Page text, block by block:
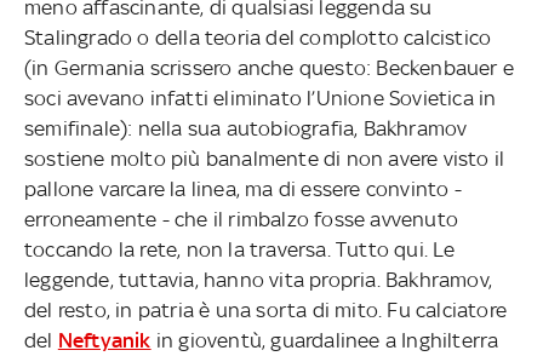
meno affascinante, di qualsiasi leggenda su
Stalingrado o della teoria del complotto calcistico
(in Germania scrissero anche questo: Beckenbauer e
soci avevano infatti eliminato l’Unione Sovietica in
semifinale): nella sua autobiografia, Bakhramov
sostiene molto più banalmente di non avere visto il
pallone varcare la linea, ma di essere convinto -
erroneamente - che il rimbalzo fosse avvenuto
toccando la rete, non la traversa. Tutto qui. Le
leggende, tuttavia, hanno vita propria. Bakhramov,
del resto, in patria è una sorta di mito. Fu calciatore
del Neftyanik in gioventù, guardalinee a Inghilterra